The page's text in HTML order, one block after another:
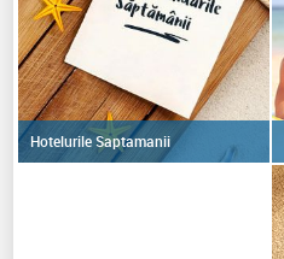
Hotelurile Saptamanii